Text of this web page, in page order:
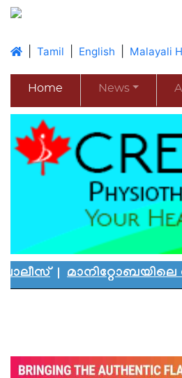
|Tamil English Malayali
Home News
മാനിറ്റോബയിലെ വാഹന